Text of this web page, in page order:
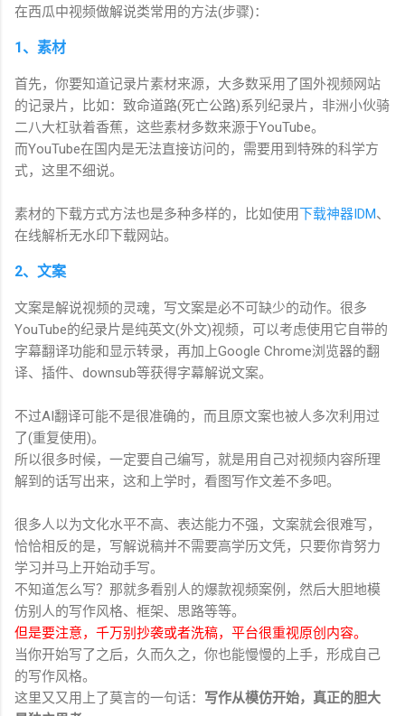
在西瓜中视频做解说类常用的方法(步骤)：
1、素材
首先，你要知道记录片素材来源，大多数采用了国外视频网站
的记录片，比如：致命道路(死亡公路)系列纪录片，非洲小伙骑
二八大杠驮着香蕉，这些素材多数来源于YouTube。
而YouTube在国内是无法直接访问的，需要用到特殊的科学方
式，这里不细说。
素材的下载方式方法也是多种多样的，比如使用下载神器IDM、
在线解析无水印下载网站。
2、文案
文案是解说视频的灵魂，写文案是必不可缺少的动作。很多
YouTube的纪录片是纯英文(外文)视频，可以考虑使用它自带的
字幕翻译功能和显示转录，再加上Google Chrome浏览器的翻
译、插件、downsub等获得字幕解说文案。
不过AI翻译可能不是很准确的，而且原文案也被人多次利用过
了(重复使用)。
所以很多时候，一定要自己编写，就是用自己对视频内容所理
解到的话写出来，这和上学时，看图写作文差不多吧。
很多人以为文化水平不高、表达能力不强，文案就会很难写，
恰恰相反的是，写解说稿并不需要高学历文凭，只要你肯努力
学习并马上开始动手写。
不知道怎么写？那就多看别人的爆款视频案例，然后大胆地模
仿别人的写作风格、框架、思路等等。
但是要注意，千万别抄袭或者洗稿，平台很重视原创内容。
当你开始写了之后，久而久之，你也能慢慢的上手，形成自己
的写作风格。
这里又又用上了莫言的一句话： 写作从模仿开始，真正的胆大